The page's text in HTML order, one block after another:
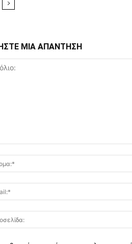
ΜΙΑ ΑΠΑΝΤΗΣΗ